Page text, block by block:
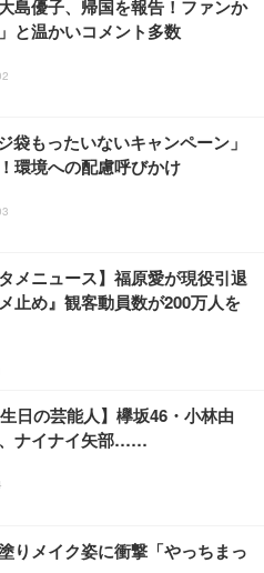
島優子、帰国を報告！ファンか
と温かいコメント多数
袋もったいないキャンペーン」
環境への配慮呼びかけ
メニュース】福原愛が現役引退
止め』観客動員数が200万人を
生日の芸能人】欅坂46・小林由
ナイナイ矢部……
りメイク姿に衝撃「やっちまっ